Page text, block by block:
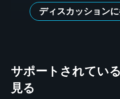
ディスカッション
サポートされてい
見る